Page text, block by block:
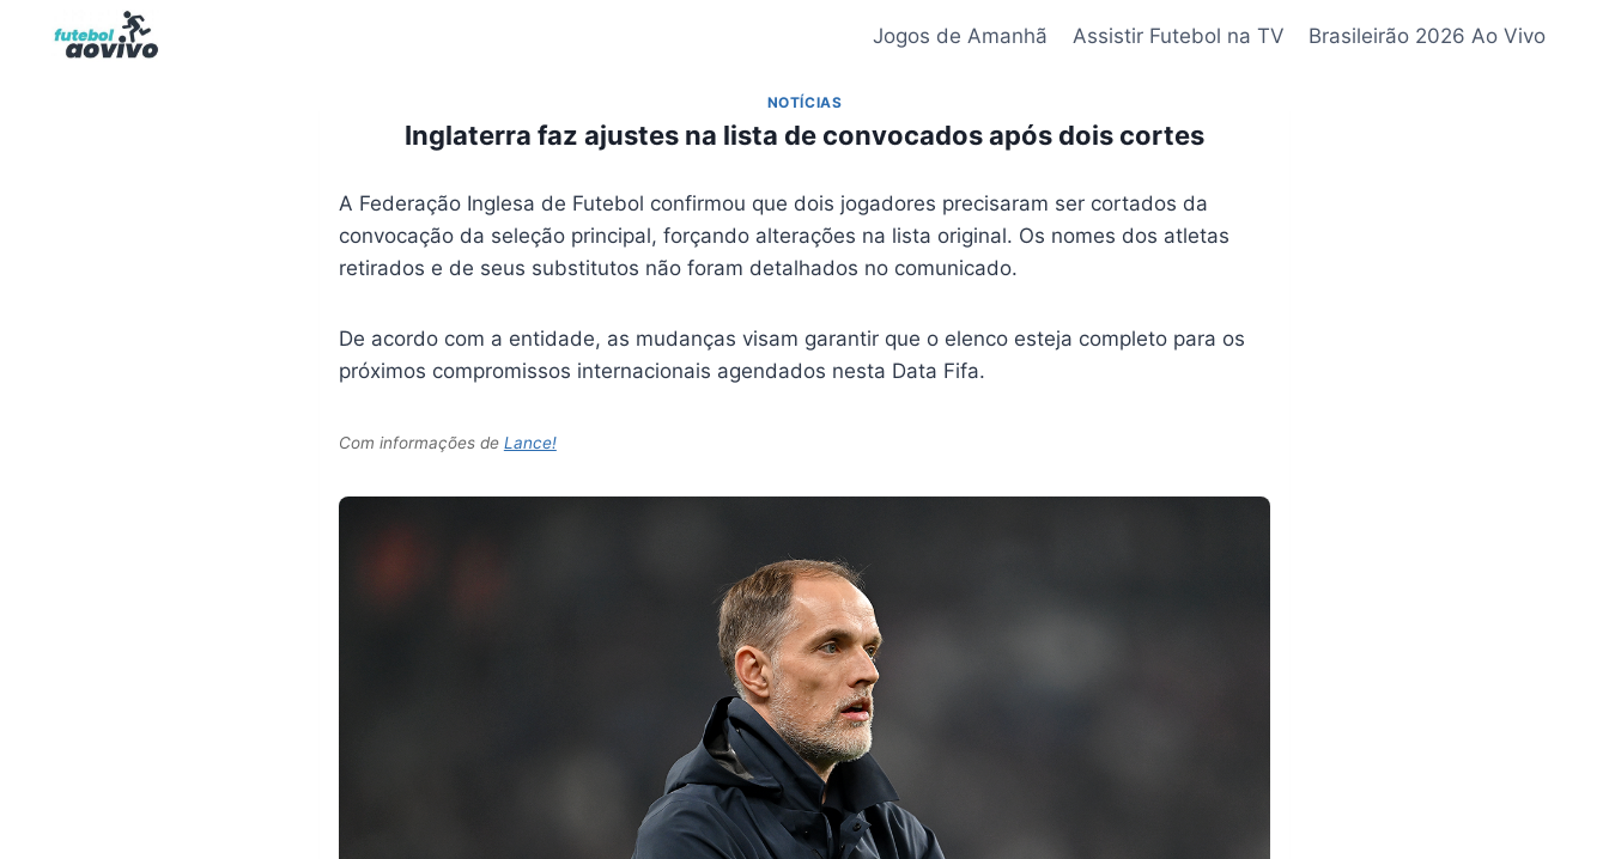
Jogos de Amanhã Assistir Futebol na TV Brasileirão 2026 Ao Vivo
NOTÍCIAS
Inglaterra faz ajustes na lista de convocados após dois cortes
A Federação Inglesa de Futebol confirmou que dois jogadores precisaram ser cortados da
convocação da seleção principal, forçando alterações na lista original. Os nomes dos atletas
retirados e de seus substitutos não foram detalhados no comunicado.
De acordo com a entidade, as mudanças visam garantir que o elenco esteja completo para os
próximos compromissos internacionais agendados nesta Data Fifa.
Com informações de Lance!